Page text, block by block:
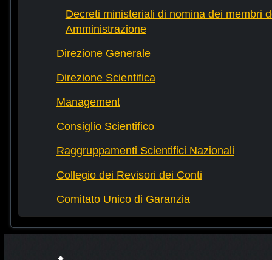
Decreti ministeriali di nomina dei membri
Amministrazione
Direzione Generale
Direzione Scientifica
Management
Consiglio Scientifico
Raggruppamenti Scientifici Nazionali
Collegio dei Revisori dei Conti
Comitato Unico di Garanzia